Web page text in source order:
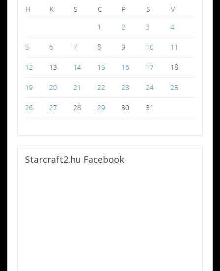
H
K S C P S
V
1
2 3 4
5 6 7 8 9 10 11
12 13 14 15 16 17 18
19 20 21 22 23 24 25
26 27 28 29 30 31
Starcraft2.hu Facebook